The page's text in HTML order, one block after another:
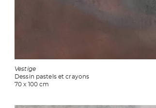
Vestige
Dessin pastels et crayons
70 x 100 cm